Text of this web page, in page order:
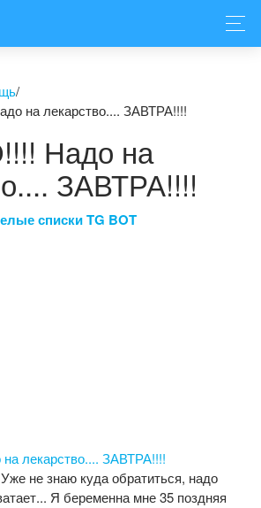
/
на лекарство.... ЗАВТРА!!!!
Надо на
ЗАВТРА!!!!
списки TG BOT
не знаю куда обратиться, надо
Я беременна мне 35 поздняя